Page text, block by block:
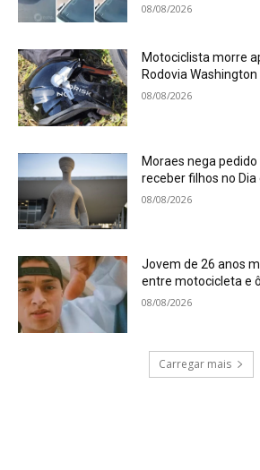
08/08/2026
Motociclista morre
Rodovia
08/08/2026
Moraes nega
receber filhos no Dia
08/08/2026
Jovem de 26 anos
entre motocicleta e
08/08/2026
Carregar mais